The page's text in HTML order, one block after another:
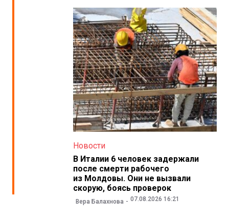
Новости
В Италии 6 человек задержали
после смерти рабочего
из Молдовы. Они не вызвали
скорую, боясь проверок
Вера Балахнова 07.08.2026 16:21